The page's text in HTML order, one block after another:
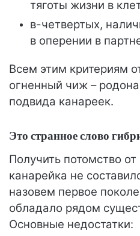
тяготы жизни в
в-четвертых,
в оперении в
Всем этим критериям
огненный чиж –
подвида канареек.
Это странное слово
Получить потомство
канарейка не
назовем первое
обладало рядом
Основные недостатки: